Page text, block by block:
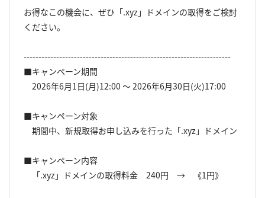
お得なこの機会に、ぜひ「.xyz」ドメインの取得をご検討
ください。
----------------------------------------------------------------------
■キャンペーン期間
2026年6月1日(月)12:00 〜 2026年6月30日(火)17:00
■キャンペーン対象
期間中、新規取得お申し込みを行った「.xyz」ドメイン
■キャンペーン内容
「.xyz」ドメインの取得料金 240円 → 《1円》